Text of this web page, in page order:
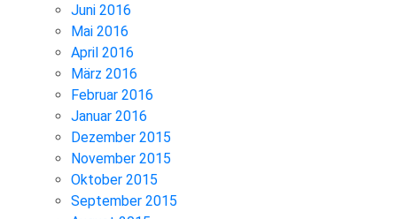
Juni 2016
Mai 2016
April 2016
März 2016
Februar 2016
Januar 2016
Dezember 2015
November 2015
Oktober 2015
September 2015